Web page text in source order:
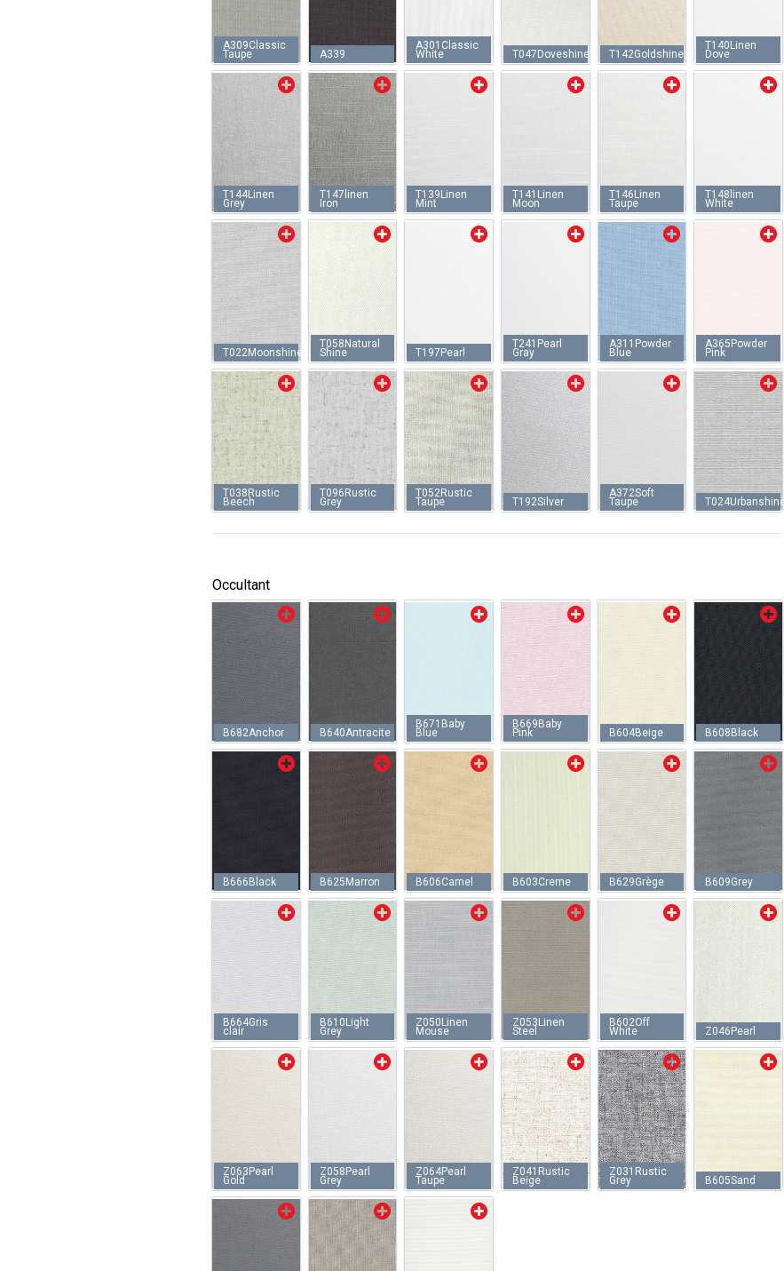
A309Classic
Taupe A339
A301Classic
White T047Doveshine T142Goldshine
T140Linen
Dove
T144Linen
Grey
T147linen
Iron
T139Linen
Mint
T141Linen
Moon
T146Linen
Taupe
T148linen
White
T022Moonshine
T058Natural
Shine T197Pearl
T241Pearl
Gray
A311Powder
Blue
A365Powder
Pink
T038Rustic
Beech
T096Rustic
Grey
T052Rustic
Taupe T192Silver
A372Soft
Taupe T024Urbanshine
Occultant
B682Anchor B640Antracite
B671Baby
Blue
B669Baby
Pink B604Beige B608Black
B666Black B625Marron B606Camel B603Creme B629Grège B609Grey
B664Gris
clair
B610Light
Grey
Z050Linen
Mouse
Z053Linen
Steel
B602Off
White Z046Pearl
Z063Pearl
Gold
Z058Pearl
Grey
Z064Pearl
Taupe
Z041Rustic
Beige
Z031Rustic
Grey B605Sand